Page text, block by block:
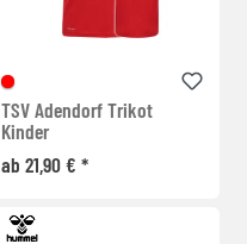
TSV Adendorf Trikot
Kinder
ab 21,90 € *